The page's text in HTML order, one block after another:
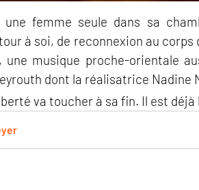
femme seule dans sa
à soi, de reconnexion au
une musique proche-orientale
dont la réalisatrice Nadine
va toucher à sa fin. Il est déjà